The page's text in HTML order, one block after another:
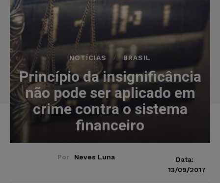
NOTÍCIAS BRASIL
Princípio da insignificância
não pode ser aplicado em
crime contra o sistema
financeiro
Por Neves Luna
Data:
13/09/2017